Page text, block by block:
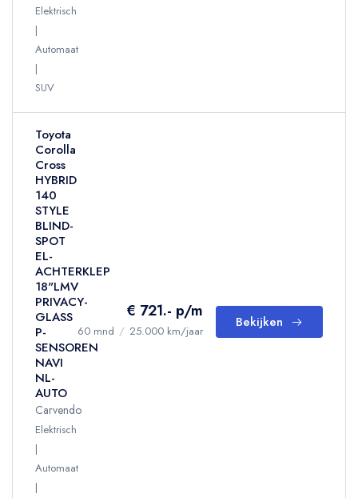
Elektrisch
Automaat
SUV
Toyota
Corolla
Cross
HYBRID
140
STYLE
BLIND-
SPOT
EL-
ACHTERKLEP
18"LMV
PRIVACY-
GLASS
P-
SENSOREN
NAVI
NL-
AUTO
Carvendo
Elektrisch
Automaat
€ 721.- p/m
60 mnd / 25.000 km/jaar
Bekijken